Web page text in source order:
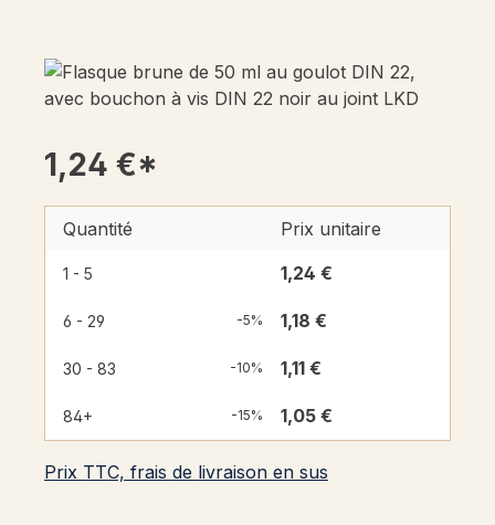
1,24 €*
Quantité Prix unitaire
1 - 5 1,24 €
6 - 29 -5% 1,18 €
30 - 83 -10% 1,11 €
84+ -15% 1,05 €
Prix TTC, frais de livraison en sus